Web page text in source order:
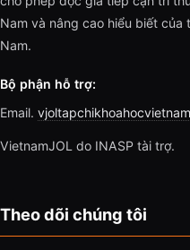
Nam và nâng cao hiểu biết
Nam.
Bộ phận hỗ trợ:
Email.
VietnamJOL do INASP tài trợ.
Theo dõi chúng tôi